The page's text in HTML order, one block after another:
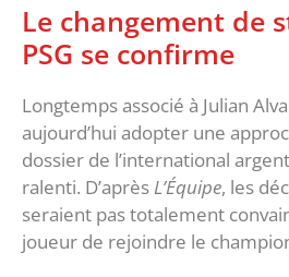
‎Le changement de
PSG se confirme
‎Longtemps associé à Julian
aujourd’hui adopter une
dossier de l’international
ralenti. D’après L’Équipe, les
seraient pas totalement
joueur de rejoindre le